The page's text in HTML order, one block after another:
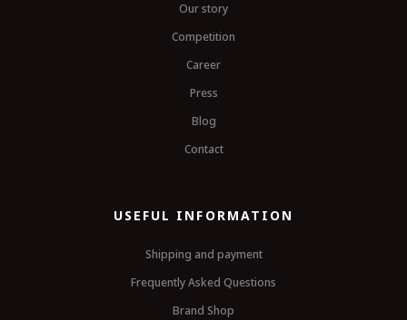
Our story
Competition
Career
Press
Blog
Contact
USEFUL INFORMATION
Shipping and payment
Frequently Asked Questions
Brand Shop